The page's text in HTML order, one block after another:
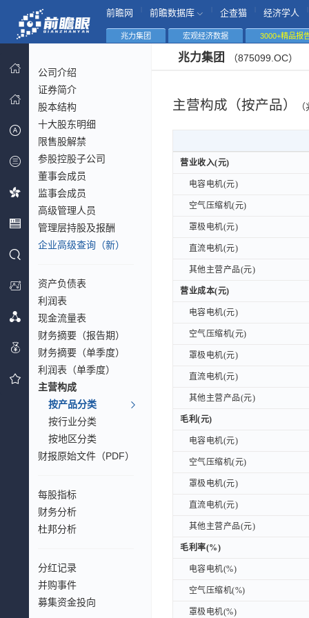
前瞻网 前瞻数据库 企查猫 经济学人
兆力集团 宏观经济数据 3000+精品报
公司介绍
证券简介
股本结构
十大股东明细
限售股解禁
参股控股子公司
董事会成员
监事会成员
高级管理人员
管理层持股及报酬
企业高级查询（新）
资产负债表
利润表
现金流量表
财务摘要（报告期）
财务摘要（单季度）
利润表（单季度）
主营构成
按产品分类
按行业分类
按地区分类
财报原始文件（PDF）
每股指标
财务分析
杜邦分析
分红记录
并购事件
募集资金投向
兆力集团 （875099.OC）
主营构成（按产品）
营业收入(元)
电容电机(元)
空气压缩机(元)
罩极电机(元)
直流电机(元)
其他主营产品(元)
营业成本(元)
电容电机(元)
空气压缩机(元)
罩极电机(元)
直流电机(元)
其他主营产品(元)
毛利(元)
电容电机(元)
空气压缩机(元)
罩极电机(元)
直流电机(元)
其他主营产品(元)
毛利率(%)
电容电机(%)
空气压缩机(%)
罩极电机(%)
营业收入(元)
电容电机(元)
空气压缩机(元)
罩极电机(元)
直流电机(元)
其他主营产品(元)
营业成本(元)
电容电机(元)
空气压缩机(元)
罩极电机(元)
直流电机(元)
其他主营产品(元)
毛利(元)
电容电机(元)
空气压缩机(元)
罩极电机(元)
直流电机(元)
其他主营产品(元)
毛利率(%)
电容电机(%)
空气压缩机(%)
罩极电机(%)